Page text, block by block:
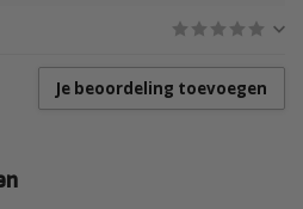
Je beoordeling toevoegen